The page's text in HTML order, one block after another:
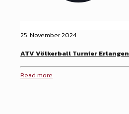
25. November 2024
ATV Völkerball Turnier Erlangen
Read more